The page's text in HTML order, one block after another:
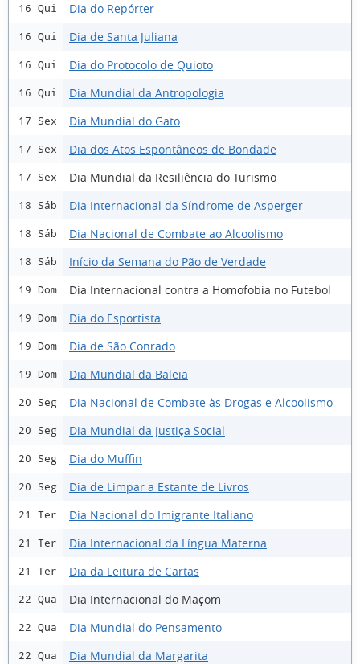
16 Qui Dia do Repórter
16 Qui Dia de Santa Juliana
16 Qui Dia do Protocolo de Quioto
16 Qui Dia Mundial da Antropologia
17 Sex Dia Mundial do Gato
17 Sex Dia dos Atos Espontâneos de Bondade
17 Sex Dia Mundial da Resiliência do Turismo
18 Sáb Dia Internacional da Síndrome de Asperger
18 Sáb Dia Nacional de Combate ao Alcoolismo
18 Sáb Início da Semana do Pão de Verdade
19 Dom Dia Internacional contra a Homofobia no Futebol
19 Dom Dia do Esportista
19 Dom Dia de São Conrado
19 Dom Dia Mundial da Baleia
20 Seg Dia Nacional de Combate às Drogas e Alcoolismo
20 Seg Dia Mundial da Justiça Social
20 Seg Dia do Muffin
20 Seg Dia de Limpar a Estante de Livros
21 Ter Dia Nacional do Imigrante Italiano
21 Ter Dia Internacional da Língua Materna
21 Ter Dia da Leitura de Cartas
22 Qua Dia Internacional do Maçom
22 Qua Dia Mundial do Pensamento
22 Qua Dia Mundial da Margarita